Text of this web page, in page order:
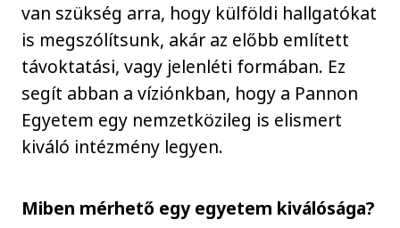
van szükség arra, hogy külföldi hallgatókat
is megszólítsunk, akár az előbb említett
távoktatási, vagy jelenléti formában. Ez
segít abban a víziónkban, hogy a Pannon
Egyetem egy nemzetközileg is elismert
kiváló intézmény legyen.
Miben mérhető egy egyetem kiválósága?